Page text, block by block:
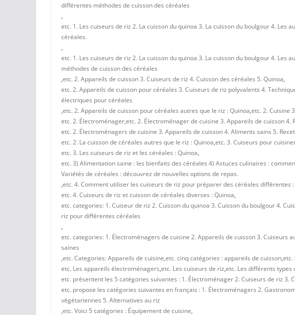
différentes méthodes de cuisson des céréales
,
etc. 1. Les cuiseurs de riz 2. La cuisson du quinoa 3. La cuisson du boulgour 4. Les
céréales.
,
etc. 1. Les cuiseurs de riz 2. La cuisson du quinoa 3. La cuisson du boulgour 4. Les
méthodes de cuisson des céréales
,etc. 2. Appareils de cuisson 3. Cuiseurs de riz 4. Cuisson des céréales 5. Quinoa,
etc. 2. Appareils de cuisson pour céréales 3. Cuiseurs de riz polyvalents 4.
électriques pour céréales
,etc. 2. Appareils de cuisson pour céréales autres que le riz : Quinoa,etc. 2. Cuisine
etc. 2. Électroménager,etc. 2. Électroménager de cuisine 3. Appareils de cuisson 4.
etc. 2. Électroménagers de cuisine 3. Appareils de cuisson 4. Aliments sains 5.
etc. 2. La cuisson de céréales autres que le riz : Quinoa,etc. 3. Cuiseurs pour
etc. 3. Les cuiseurs de riz et les céréales : Quinoa,
etc. 3) Alimentation saine : les bienfaits des céréales 4) Astuces culinaires :
Variétés de céréales : découvrez de nouvelles options de repas.
,etc. 4. Comment utiliser les cuiseurs de riz pour préparer des céréales différentes :
etc. 4. Cuiseurs de riz et cuisson de céréales diverses : Quinoa,
etc. categories: 1. Cuiseur de riz 2. Cuisson du quinoa 3. Cuisson du boulgour 4.
riz pour différentes céréales
,
etc. categories: 1. Électroménagers de cuisine 2. Appareils de cuisson 3. Cuiseurs
saines
,etc. Categories: Appareils de cuisine,etc. cinq catégories : appareils de cuisson,etc.
etc. Les appareils électroménagers,etc. Les cuiseurs de riz,etc. Les différents types
etc. présentent les 5 catégories suivantes : 1. Électroménager 2. Cuiseurs de riz 3.
etc. propose les catégories suivantes en français : 1. Électroménagers 2.
végétariennes 5. Alternatives au riz
,etc. Voici 5 catégories : Équipement de cuisine,